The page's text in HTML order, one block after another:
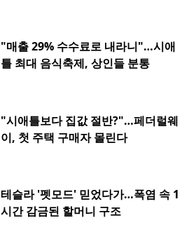
"매출 29% 수수료로 내라니"…시애
틀 최대 음식축제, 상인들 분통
"시애틀보다 집값 절반?"…페더럴웨
이, 첫 주택 구매자 몰린다
테슬라 '펫모드' 믿었다가…폭염 속 1
시간 감금된 할머니 구조